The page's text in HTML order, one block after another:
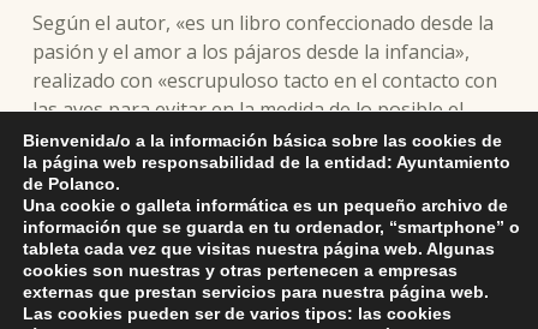
Según el autor, «es un libro confeccionado desde la
pasión y el amor a los pájaros desde la infancia»,
realizado con «escrupuloso tacto en el contacto con
las aves para evitar en la medida de lo posible el
perjuicio a las mismas» y que «vendrá a rellenar un
hueco importante en el conocimiento de las aves de
Cantabria, en las que todo el territorio regional está
representado, quizás en mayor número la zona
occidental -dede Torrelavega hasta Liébana por el
Sur de Cantabria, por ser sin género de dudas las
mejor conservadas».
Bienvenida/o a la información básica sobre las cookies de
la página web responsabilidad de la entidad: Ayuntamiento
de Polanco.
Una cookie o galleta informática es un pequeño archivo de
información que se guarda en tu ordenador, “smartphone” o
tableta cada vez que visitas nuestra página web. Algunas
cookies son nuestras y otras pertenecen a empresas
externas que prestan servicios para nuestra página web.
Las cookies pueden ser de varios tipos: las cookies